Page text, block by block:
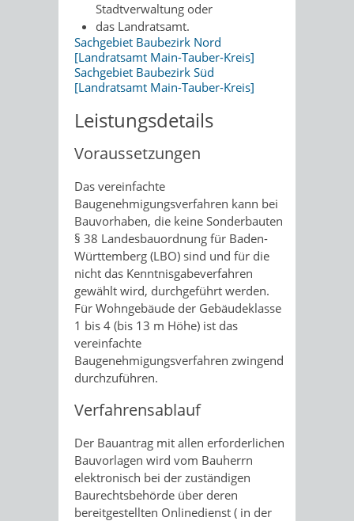
Stadtverwaltung oder
das Landratsamt.
Sachgebiet Baubezirk Nord
[Landratsamt Main-Tauber-Kreis]
Sachgebiet Baubezirk Süd
[Landratsamt Main-Tauber-Kreis]
Leistungsdetails
Voraussetzungen
Das vereinfachte
Baugenehmigungsverfahren kann bei
Bauvorhaben, die keine Sonderbauten
§ 38 Landesbauordnung für Baden-
Württemberg (LBO) sind und für die
nicht das Kenntnisgabeverfahren
gewählt wird, durchgeführt werden.
Für Wohngebäude der Gebäudeklasse
1 bis 4 (bis 13 m Höhe) ist das
vereinfachte
Baugenehmigungsverfahren zwingend
durchzuführen.
Verfahrensablauf
Der Bauantrag mit allen erforderlichen
Bauvorlagen wird vom Bauherrn
elektronisch bei der zuständigen
Baurechtsbehörde über deren
bereitgestellten Onlinedienst ( in der